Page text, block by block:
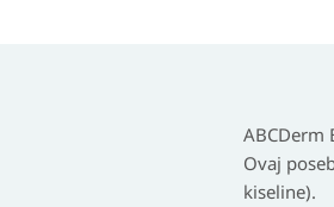
ABCDerm
Ovaj
kiseline).